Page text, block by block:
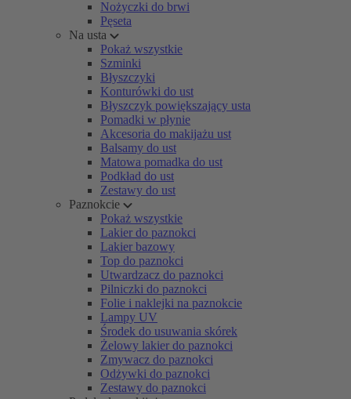
Nożyczki do brwi
Pęseta
Na usta
Pokaż wszystkie
Szminki
Błyszczyki
Konturówki do ust
Błyszczyk powiększający usta
Pomadki w płynie
Akcesoria do makijażu ust
Balsamy do ust
Matowa pomadka do ust
Podkład do ust
Zestawy do ust
Paznokcie
Pokaż wszystkie
Lakier do paznokci
Lakier bazowy
Top do paznokci
Utwardzacz do paznokci
Pilniczki do paznokci
Folie i naklejki na paznokcie
Lampy UV
Środek do usuwania skórek
Żelowy lakier do paznokci
Zmywacz do paznokci
Odżywki do paznokci
Zestawy do paznokci